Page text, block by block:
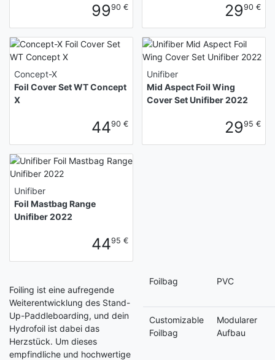
9990 € 2990 €
Concept-X
Foil Cover Set WT Concept
X
4490 €
Unifiber
Mid Aspect Foil Wing
Cover Set Unifiber 2022
2995 €
Unifiber
Foil Mastbag Range
Unifiber 2022
4495 €
Foiling ist eine aufregende
Weiterentwicklung des Stand-
Up-Paddleboarding, und dein
Hydrofoil ist dabei das
Herzstück. Um dieses
empfindliche und hochwertige
Foilbag PVC
Customizable
Foilbag
Modularer
Aufbau